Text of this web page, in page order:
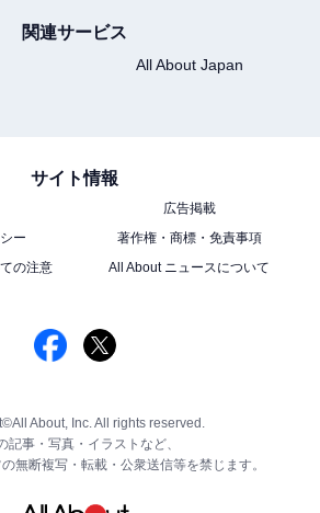
関連サービス
All About Japan
サイト情報
広告掲載
ー
著作権・商標・免責事項
の注意
All About ニュースについて
About, Inc. All rights reserved.
記事・写真・イラストなど、
無断複写・転載・公衆送信等を禁じます。